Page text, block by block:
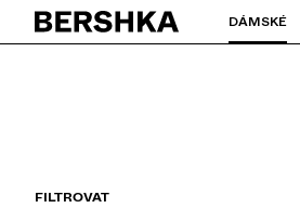
Zpět na domovskou stránkuDÁMSKÉ
FILTROVAT